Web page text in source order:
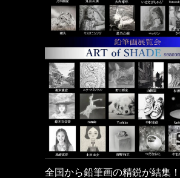
全国から鉛筆画の精鋭が結集